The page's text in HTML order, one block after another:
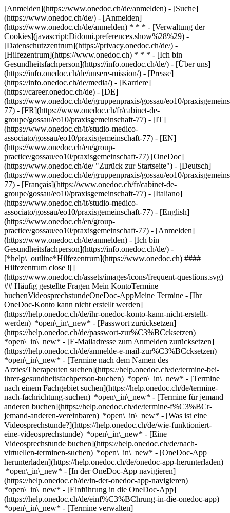
[Anmelden](https://www.onedoc.ch/de/anmelden) - [Suche]
(https://www.onedoc.ch/de/) - [Anmelden]
(https://www.onedoc.ch/de/anmelden) * * * - [Verwaltung der
Cookies](javascript:Didomi.preferences.show%28%29) -
[Datenschutzzentrum](https://privacy.onedoc.ch/de/) -
[Hilfezentrum](https://www.onedoc.ch) * * * - [Ich bin
Gesundheitsfachperson](https://info.onedoc.ch/de/) - [Über uns]
(https://info.onedoc.ch/de/unsere-mission/) - [Presse]
(https://info.onedoc.ch/de/media/) - [Karriere]
(https://career.onedoc.ch/de) - [DE]
(https://www.onedoc.ch/de/gruppenpraxis/gossau/eo10/
77) - [FR](https://www.onedoc.ch/fr/cabinet-de-
groupe/gossau/eo10/praxisgemeinschaft-77) - [IT]
(https://www.onedoc.ch/it/studio-medico-
associato/gossau/eo10/praxisgemeinschaft-77) - [EN]
(https://www.onedoc.ch/en/group-
practice/gossau/eo10/praxisgemeinschaft-77) [OneDoc]
(https://www.onedoc.ch/de/ "Zurück zur Startseite") - [Deutsch]
(https://www.onedoc.ch/de/gruppenpraxis/gossau/eo10/
77) - [Français](https://www.onedoc.ch/fr/cabinet-de-
groupe/gossau/eo10/praxisgemeinschaft-77) - [Italiano]
(https://www.onedoc.ch/it/studio-medico-
associato/gossau/eo10/praxisgemeinschaft-77) - [English]
(https://www.onedoc.ch/en/group-
practice/gossau/eo10/praxisgemeinschaft-77) - [Anmelden]
(https://www.onedoc.ch/de/anmelden) - [Ich bin
Gesundheitsfachperson](https://info.onedoc.ch/de/) -
[*help\_outline*Hilfezentrum](https://www.onedoc.ch) ####
Hilfezentrum close ![]
(https://www.onedoc.ch/assets/images/icons/frequent-questions.svg)
## Häufig gestellte Fragen Mein KontoTermine
buchenVideosprechstundeOneDoc-AppMeine Termine - [Ihr
OneDoc-Konto kann nicht erstellt werden]
(https://help.onedoc.ch/de/ihr-onedoc-konto-kann-nicht-erstellt-
werden) *open\_in\_new* - [Passwort zurücksetzen]
(https://help.onedoc.ch/de/passwort-zur%C3%BCcksetzen)
*open\_in\_new* - [E-Mailadresse zum Anmelden zurücksetzen]
(https://help.onedoc.ch/de/anmelde-e-mail-zur%C3%BCcksetzen)
*open\_in\_new* - [Termine nach dem Namen des
Arztes/Therapeuten suchen](https://help.onedoc.ch/de/termine-bei-
ihrer-gesundheitsfachperson-buchen) *open\_in\_new* - [Termine
nach einem Fachgebiet suchen](https://help.onedoc.ch/de/termine-
nach-fachrichtung-suchen) *open\_in\_new* - [Termine für jemand
anderen buchen](https://help.onedoc.ch/de/termine-f%C3%BCr-
jemand-anderen-vereinbaren) *open\_in\_new* - [Was ist eine
Videosprechstunde?](https://help.onedoc.ch/de/wie-funktioniert-
eine-videosprechstunde) *open\_in\_new* - [Eine
Videosprechstunde buchen](https://help.onedoc.ch/de/nach-
virtuellen-terminen-suchen) *open\_in\_new* - [OneDoc-App
herunterladen](https://help.onedoc.ch/de/onedoc-app-herunterladen)
*open\_in\_new* - [In der OneDoc-App navigieren]
(https://help.onedoc.ch/de/in-der-onedoc-app-navigieren)
*open\_in\_new* - [Einführung in die OneDoc-App]
(https://help.onedoc.ch/de/einf%C3%BChrung-in-die-onedoc-app)
*open\_in\_new* - [Termine verwalten](https://help.onedoc.ch/de/termine-verwalten) *open\_in\_new* - [Termine absagen](https://help.onedoc.ch/de/online-gebuchte-termine-absagen) *open\_in\_new* - [Ich erhalte keine Terminbestätigung](https://help.onedoc.ch/de/ich-erhalte-keine-terminbest%C3%A4tigung) *open\_in\_new* [Alle unsere Artikel anzeigen *open\_in\_new*](https://help.onedoc.ch/de/) # Praxisgemeinschaft 77 ![Abzeichen, das ein verifiziertes Profil kennzeichnet](https://www.onedoc.ch/assets/images/icons/checkmark.svg) ## Gruppenpraxis Karte Vorstellung Team ![Patient mit Pluszeichen, der anzeigt, dass neue Patienten angenommen werden](https://www.onedoc.ch/assets/images/icons/new-patients.svg) ### Zugelassene Patienten Praxisgemeinschaft 77 akzeptiert neue Patienten ![Aktenkoffer-Symbol, das die Fachgebiete der Fachperson ank\u00fcndigt](https://www.onedoc.ch/assets/images/icons/specialties.svg) ### Fachrichtungen Allgemeine Innere Medizin [*arrow\_drop\_down*Mehr anzeigen](https://www.onedoc.ch) ![Standortmarker, der Karte und Zugangsinformationen zur Praxis anzeigt](https://www.onedoc.ch/assets/images/icons/map.svg) ### Karte und Anreiseinformationen #### Praxisgemeinschaft 77 Sankt Gallerstrasse 77 9200 Gossau SG #### Öffnungszeiten Derzeit geschlossen - Öffnet am Mittwoch um 08:00 *expand\_more* Montag: 08:00 - 12:00 und 13:30 - 18:00 Dienstag: 08:00 - 12:00 und 13:30 - 18:00 Mittwoch: 08:00 - 12:00 und 13:30 - 18:00 Donnerstag: 08:00 - 12:00 Freitag: 08:00 - 12:00 und 13:30 - 18:00 Samstag: Geschlossen Sonntag: Geschlossen ![Dokument-Symbol, das die Vorstellung der Praxis ankündigt](https://www.onedoc.ch/assets/images/icons/presentation.svg) ### Vorstellung der Einrichtung In unserer Praxisgemeinschaft praktizieren drei Ärzte eigenverantwortlich (Frau med. prakt. Nadia Kherbeche-Ehrenzeller, Herr Dr.med. Habib Kherbeche und Herr Dr.med. Klaus Keller). Jeder Patient hat seine Hausärztin bzw. seinen Hausarzt, sodass die Behandlungskontinuität gewährleistet ist. Bei Abwesenheit vertreten wir uns selbstverständlich gegenseitig. Zur effizienten Bearbeitung Ihrer Anliegen sind wir froh, wenn Sie die unterschiedlichen Telefonnummern beachten. [*arrow\_drop\_down*Mehr anzeigen](https://www.onedoc.ch) [](https://assets.onedoc.ch/images/entities/59cd7540198e7bcbe4a2a484ffb9f552d6e749185135135adde6f39d85c2cd47.png)[![Praxisgemeinschaft 77, Gruppenpraxis in Gossau SG](https://assets.onedoc.ch/images/entities/a6bbd5cc396f884197477797c8202a25dd3f1927e2f27fc5683af151bf318a36-small.png "Praxisgemeinschaft 77, Gruppenpraxis in Gossau SG")](https://assets.onedoc.ch/images/entities/a6bbd5cc396f884197477797c8202a25dd3f1927e2f27fc5683af151bf318a36.png)[![Praxisgemeinschaft 77, Gruppenpraxis in Gossau SG](https://assets.onedoc.ch/images/entities/c0d034e0a8923acf7926a4cb318554a72e81ce85d45e7b0ca06b9c570050359f-small.png "Praxisgemeinschaft 77, Gruppenpraxis in Gossau SG")](https://assets.onedoc.ch/images/entities/c0d034e0a8923acf7926a4cb318554a72e81ce85d45e7b0ca06b9c570050359f.png)[![Praxisgemeinschaft 77, Gruppenpraxis in Gossau SG](https://assets.onedoc.ch/images/entities/60b12901042ca857ad48e9c59531428306c814a991a1e60fe45cb12d8397165a-small.png "Praxisgemeinschaft 77, Gruppenpraxis in Gossau SG")](https://assets.onedoc.ch/images/entities/60b12901042ca857ad48e9c59531428306c814a991a1e60fe45cb12d8397165a.png) ![Personengruppe-Symbol, das die Liste der in der Praxis tätigen Fachpersonen ankündigt](https://www.onedoc.ch/assets/images/icons/team.svg) ### Team Fachärzte für Allgemeine Innere Medizin [![Habib Kherbèche, Facharzt für Allgemeine Innere Medizin in Gossau SG](https://assets.onedoc.ch/images/users/7f566a1234b72895da88de40b1f88e599805b0342e8b504f636773db0e87d324-small.png "Habib Kherbèche, Facharzt für Allgemeine Innere Medizin in Gossau SG") \ __Dr. med. Habib Kherbèche__](https://www.onedoc.ch/de/facharzt-fur-allgemeine-innere-medizin/gossau/pcvz9/dr-med-habib-kherbeche) [![Nadia Kherbèche-Ehrenzeller, Fachärztin für Allgemeine Innere Medizin in Gossau SG](https://assets.onedoc.ch/images/users/9fa3ef54242f56429c5de166d5391feb25749652306b128b2136419743bcdd1f-small.jpg "Nadia Kherbèche-Ehrenzeller, Fachärztin für Allgemeine Innere Medizin in Gossau SG") \ __Dipl. Ärztin Nadia Kherbèche-Ehrenzeller__](https://www.onedoc.ch/de/facharztin-fur-allgemeine-innere-medizin/gossau/pcvz6/dipl-arzt-nadia-kherbeche-ehrenzeller) ![Sprechblasen-Symbol, das den FAQ-Bereich ank\u00fcndigt](https://www.onedoc.ch/assets/images/icons/faq.svg) ### FAQ *expand\_more* *keyboard\_arrow\_right* ## Wie lautet die Adresse von Praxisgemeinschaft 77? Praxisgemeinschaft 77 empfängt Patienten hier: Sankt Gallerstrasse 77, 9200 Gossau SG. * * * *keyboard\_arrow\_right* ## Wie sind die Öffnungszeiten von Praxisgemeinschaft 77? Praxisgemeinschaft 77 ist geöffnet: - Am Montag von 08:00 bis 12:00 und von 13:30 bis 18:00 Uhr - Am Dienstag von 08:00 bis 12:00 und von 13:30 bis 18:00 Uhr - Am Mittwoch von 08:00 bis 12:00 und von 13:30 bis 18:00 Uhr - Am Donnerstag von 08:00 bis 12:00 Uhr - Am Freitag von 08:00 bis 12:00 und von 13:30 bis 18:00 Uhr - Am Samstag geschlossen Uhr - Am Sonntag geschlossen Uhr * * * *keyboard\_arrow\_right* ## Wie lautet die Telefonnummer von Praxisgemeinschaft 77? Die Telefonnummer von Praxisgemeinschaft 77 lautet [071 385 15 33](tel:+41713851533). * * * *keyboard\_arrow\_right* ## Welche Fachrichtungen werden in Praxisgemeinschaft 77 praktiziert? Praxisgemeinschaft 77 bietet Beratungen/ Behandlungen in [Allgemeine Innere Medizin](https://www.onedoc.ch/de/facharzt-fur-allgemeine-innere-medizin/gossau?state=SG) an. * * * *keyboard\_arrow\_right* ## Nimmt Praxisgemeinschaft 77 neue Patienten auf? Ja, Praxisgemeinschaft 77 nimmt neue Patienten an. Um einen Termin zu vereinbaren, können neue Patienten einfach online über OneDoc buchen. * * * *keyboard\_arrow\_right* ## Welche Sprachen werden in Praxisgemeinschaft 77 gesprochen? Praxisgemeinschaft 77 bietet Beratungen/ Behandlungen in Deutsch, Französisch und Englisch an. 1. [OneDoc](https://www.onedoc.ch/de/)/ 2. [Gruppenpraxis](https://www.onedoc.ch/de/gruppenpraxis)/ 3. [Kanton St. Gallen](https://www.onedoc.ch/de/gruppenpraxis/kanton-st-gallen)/ 4. [Gossau SG](https://www.onedoc.ch/de/gruppenpraxis/gossau?state=SG)/ 5. Praxisgemeinschaft 77 ### Termin buchen bei Praxisgemeinschaft 77 Füllen Sie die folgenden Felder aus *check* Fachrichtung Allgemeine Innere Medizin Allgemeine Innere Medizin Wählen Sie eine Fachrichtung * * * 2 Ihr Patient:innenstatus Ich bin Neupatient:in Ich bin bereits als Patient:in erfasst * * * *touch\_app* Wählen Sie einen Termin *chevron\_left* Di. 04 Aug. *chevron\_right* Mehr Termine anzeigen Zeitfenster Termin buchen ### Laden Sie die OneDoc-App herunter Buchen Sie online einen Termin bei einem Arzt, Zahnarzt oder Therapeuten in Ihrer Nähe in der Schweiz. Mit der OneDoc-App können Sie alle Ihre medizinischen Termine von Ihrem Handy aus verwalten, jederzeit und überall. ![QR-Code, der zum Apple App Store oder Google Play leitet, um die OneDoc Patienten-App zu laden](https://www.onedoc.ch/assets/images/download-app-qr.jpeg) Scannen Sie den QR-Code, um die App herunterzuladen [![Laden Sie unsere App im App Store herunter!](https://www.onedoc.ch/assets/images/app-store-badge-de.svg)](https://apps.apple.com/ch/app/onedoc/id1592376413?l=fr)[![Laden Sie unsere App im Google Play Store herunter!](https://www.onedoc.ch/assets/images/google-play-badge-de.png)](https://play.google.com/store/apps/details?id=ch.onedoc.patient&hl=fr-CH) *keyboard\_arrow\_right* ## Verwandte Suchbegriffe [Facharzt für Allgemeine Innere Medizin in Winterthur](https://www.onedoc.ch/de/facharzt-fur-allgemeine-innere-medizin/winterthur)[Facharzt für Allgemeine Innere Medizin in Frauenfeld](https://www.onedoc.ch/de/facharzt-fur-allgemeine-innere-medizin/frauenfeld)[Facharzt für Allgemeine Innere Medizin in Rapperswil-Jona](https://www.onedoc.ch/de/facharzt-fur-allgemeine-innere-medizin/rapperswil-jona)[Facharzt für Allgemeine Innere Medizin in Uster](https://www.onedoc.ch/de/facharzt-fur-allgemeine-innere-medizin/uster)[Facharzt für Allgemeine Innere Medizin in Hittnau](https://www.onedoc.ch/de/facharzt-fur-allgemeine-innere-medizin/hittnau)[Facharzt für Allgemeine Innere Medizin in Pfungen](https://www.onedoc.ch/de/facharzt-fur-allgemeine-innere-medizin/pfungen)[Facharzt für Allgemeine Innere Medizin in Sulgen](https://www.onedoc.ch/de/facharzt-fur-allgemeine-innere-medizin/sulgen)[Facharzt für Allgemeine Innere Medizin in Wildhaus-Alt Sankt Johann](https://www.onedoc.ch/de/facharzt-fur-allgemeine-innere-medizin/wildhaus-alt-sankt-johann)[Facharzt für Allgemeine Innere Medizin in Dübendorf](https://www.onedoc.ch/de/facharzt-fur-allgemeine-innere-medizin/dubendorf)[Facharzt für Allgemeine Innere Medizin in Dietlikon](https://www.onedoc.ch/de/facharzt-fur-allgemeine-innere-medizin/dietlikon)[Facharzt für Allgemeine Innere Medizin in St. Gallen](https://www.onedoc.ch/de/facharzt-fur-allgemeine-innere-medizin/st-gallen)[Facharzt für Allgemeine Innere Medizin in Gachnang](https://www.onedoc.ch/de/facharzt-fur-allgemeine-innere-medizin/gachnang)[Facharzt für Allgemeine Innere Medizin in Wagenhausen](https://www.onedoc.ch/de/facharzt-fur-allgemeine-innere-medizin/wagenhausen)[Facharzt für Allgemeine Innere Medizin in Schübelbach](https://www.onedoc.ch/de/facharzt-fur-allgemeine-innere-medizin/schubelbach)[Facharzt für Allgemeine Innere Medizin in Pfäffikon ZH](https://www.onedoc.ch/de/facharzt-fur-allgemeine-innere-medizin/pfaffikon?state=ZH)[Facharzt für Allgemeine Innere Medizin in Gossau SG](https://www.onedoc.ch/de/facharzt-fur-allgemeine-innere-medizin/gossau?state=SG)[Facharzt für Allgemeine Innere Medizin in Oetwil am See](https://www.onedoc.ch/de/facharzt-fur-allgemeine-innere-medizin/oetwil-am-see)[Facharzt für Allgemeine Innere Medizin in Gossau ZH](https://www.onedoc.ch/de/facharzt-fu